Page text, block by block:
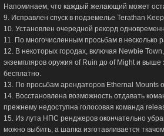
Напоминаем, что каждый желающий может
9. Исправлен спуск в подземелье Terathan
10. Установлен очередной рекорд
11. По многочисленным просьбам в
12. В некоторых городах, включая Newbie
экземпляров оружия of Ruin до of Might и выше
бесплатно.
13. По просьбам арендаторов Ethernal
14. Восстановлена возможность отдавать
прежнему недоступна голосовая команда
15. Из лута НПС ренджеров окончательно
можно выбить, а шапка изготавливается